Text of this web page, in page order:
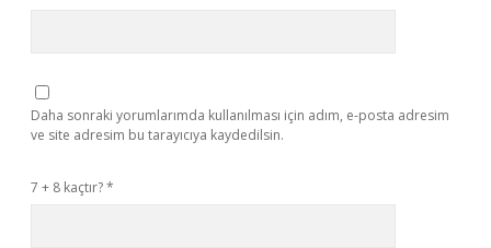
Daha sonraki yorumlarımda kullanılması için adım, e-posta adresim
ve site adresim bu tarayıcıya kaydedilsin.
7 + 8 kaçtır?*